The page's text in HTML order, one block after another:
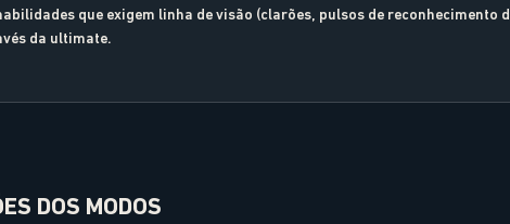
que exigem linha de visão (clarões, pulsos de reconhecimento
da ultimate.
DOS MODOS